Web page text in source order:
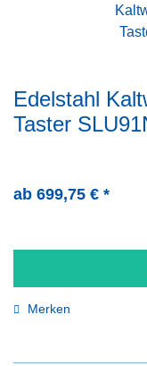
Edelstahl
Taster
ab 699,75 € *
Merken